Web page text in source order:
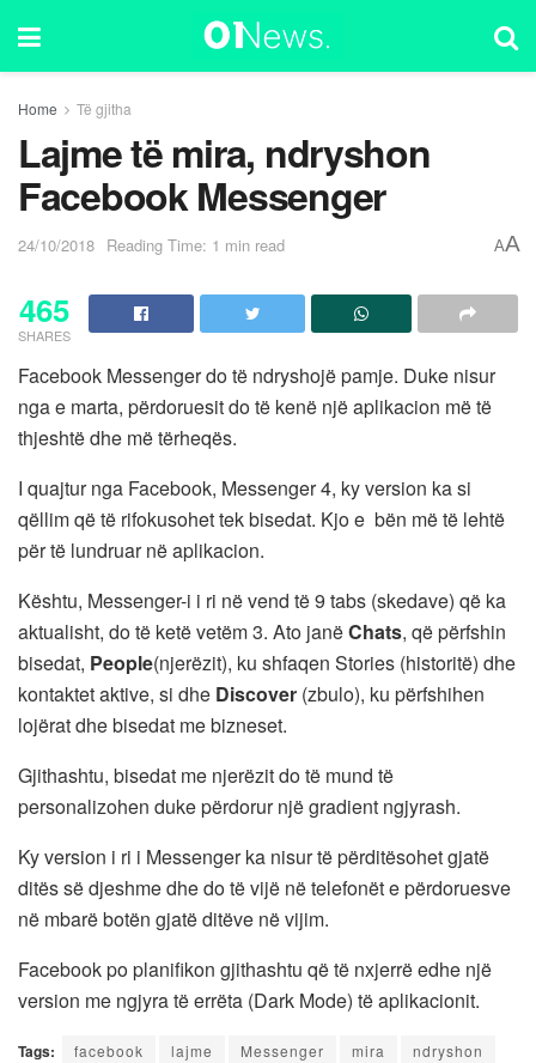
Home Të gjitha
Lajme të mira, ndryshon
Facebook Messenger
24/10/2018 Reading Time: 1 min read AA
465
SHARES
Facebook Messenger do të ndryshojë pamje. Duke nisur
nga e marta, përdoruesit do të kenë një aplikacion më të
thjeshtë dhe më tërheqës.
I quajtur nga Facebook, Messenger 4, ky version ka si
qëllim që të rifokusohet tek bisedat. Kjo e bën më të lehtë
për të lundruar në aplikacion.
Kështu, Messenger-i i ri në vend të 9 tabs (skedave) që ka
aktualisht, do të ketë vetëm 3. Ato janëChats, që përfshin
bisedat, People(njerëzit), ku shfaqen Stories (historitë) dhe
kontaktet aktive, si dhe Discover (zbulo), ku përfshihen
lojërat dhe bisedat me bizneset.
Gjithashtu, bisedat me njerëzit do të mund të
personalizohen duke përdorur një gradient ngjyrash.
Ky version i ri i Messenger ka nisur të përditësohet gjatë
ditës së djeshme dhe do të vijë në telefonët e përdoruesve
në mbarë botën gjatë ditëve në vijim.
Facebook po planifikon gjithashtu që të nxjerrë edhe një
version me ngjyra të errëta (Dark Mode) të aplikacionit.
Tags: facebook lajme Messenger mira ndryshon